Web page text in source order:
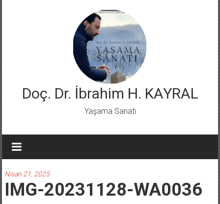
Doç. Dr. İbrahim H. KAYRAL
Yaşama Sanatı
Nisan 21, 2025
IMG-20231128-WA0036